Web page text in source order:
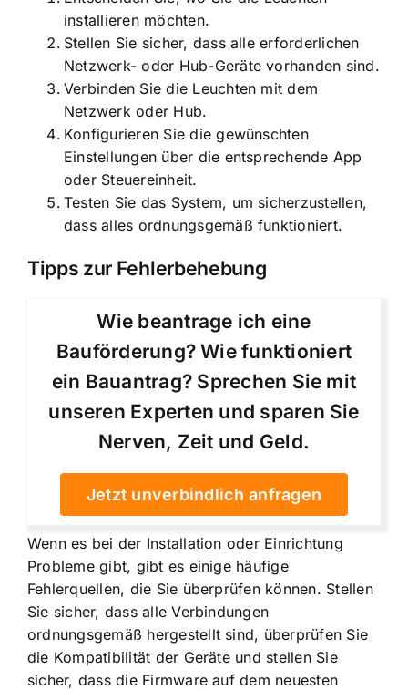
installieren möchten.
Stellen Sie sicher, dass alle erforderlichen
Netzwerk- oder Hub-Geräte vorhanden sind.
Verbinden Sie die Leuchten mit dem
Netzwerk oder Hub.
Konfigurieren Sie die gewünschten
Einstellungen über die entsprechende App
oder Steuereinheit.
Testen Sie das System, um sicherzustellen,
dass alles ordnungsgemäß funktioniert.
Tipps zur Fehlerbehebung
Wie beantrage ich eine
Bauförderung? Wie funktioniert
ein Bauantrag? Sprechen Sie mit
unseren Experten und sparen Sie
Nerven, Zeit und Geld.
Jetzt unverbindlich anfragen
Wenn es bei der Installation oder Einrichtung
Probleme gibt, gibt es einige häufige
Fehlerquellen, die Sie überprüfen können. Stellen
Sie sicher, dass alle Verbindungen
ordnungsgemäß hergestellt sind, überprüfen Sie
die Kompatibilität der Geräte und stellen Sie
sicher, dass die Firmware auf dem neuesten